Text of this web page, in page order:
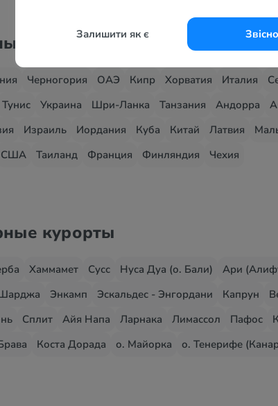
Залишити як є Звісно
страны
Черногория ОАЭ Кипр Хорватия Италия
Тунис Украина Шри-Ланка Танзания Андорра
Израиль Иордания Куба Китай Латвия
США Таиланд Франция Финляндия Чехия
курорты
Хаммамет Сусс Нуса Дуа (о. Бали) Ари
Энкамп Эскальдес - Энгордани Капрун
Сплит Айя Напа Ларнака Лимассол Пафос
Коста Дорада о. Майорка о. Тенерифе